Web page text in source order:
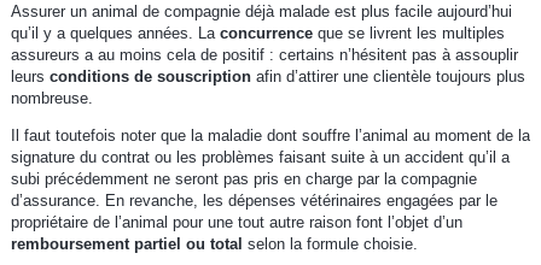
Assurer un animal de compagnie déjà malade est plus facile aujourd’hui
qu’il y a quelques années. La concurrenceque se livrent les multiples
assureurs a au moins cela de positif : certains n’hésitent pas à assouplir
leurs conditions de souscriptionafin d’attirer une clientèle toujours plus
nombreuse.
Il faut toutefois noter que la maladie dont souffre l’animal au moment de la
signature du contrat ou les problèmes faisant suite à un accident qu’il a
subi précédemment ne seront pas pris en charge par la compagnie
d’assurance. En revanche, les dépenses vétérinaires engagées par le
propriétaire de l’animal pour une tout autre raison font l’objet d’un
remboursement partiel ou total selon la formule choisie.